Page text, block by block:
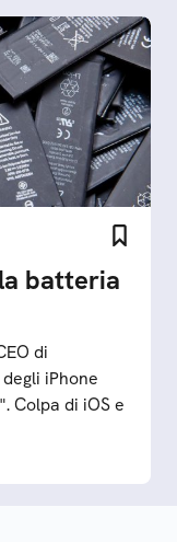
batteria
di
iPhone
Colpa di iOS e